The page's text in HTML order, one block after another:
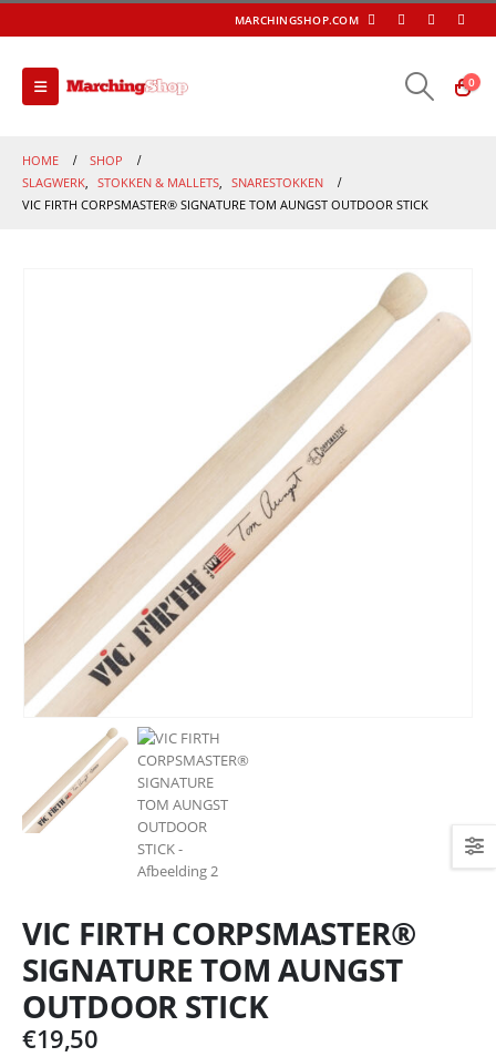
MARCHINGSHOP.COM
0
HOME
SHOP
SLAGWERK, STOKKEN & MALLETS, SNARESTOKKEN
VIC FIRTH CORPSMASTER® SIGNATURE TOM AUNGST OUTDOOR STICK
VIC FIRTH CORPSMASTER®
SIGNATURE TOM AUNGST
OUTDOOR STICK
€19,50